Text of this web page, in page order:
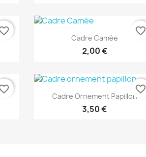
Aperçu rapide
Cadre Camée
2,00 €
favorite_border
Aperçu rapide
Cadre Ornement Papillon
3,50 €
favorite_border